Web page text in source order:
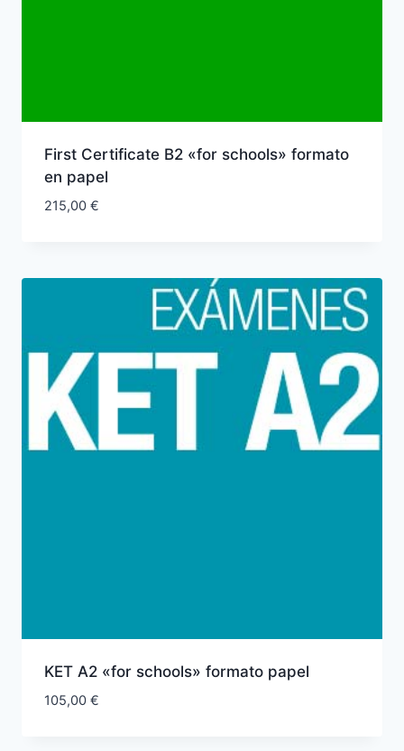
First Certificate B2 «for schools» formato
en papel
215,00 €
KET A2 «for schools» formato papel
105,00 €